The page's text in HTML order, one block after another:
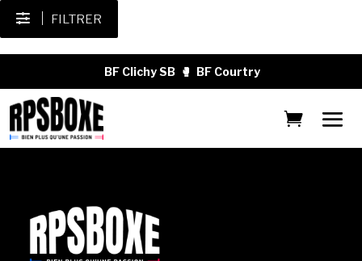
FILTRER
BF Clichy SB 🥊 BF Courtry